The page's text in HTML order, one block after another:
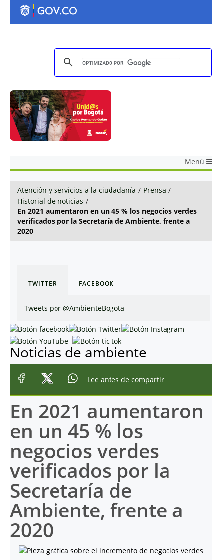
Menú
Atención y servicios a la ciudadanía / Prensa /
Historial de noticias /
En 2021 aumentaron en un 45 % los negocios verdes
verificados por la Secretaría de Ambiente, frente a
2020
TWITTER FACEBOOK
Tweets por @AmbienteBogota
Noticias de ambiente
Lee antes de compartir
En 2021 aumentaron
en un 45 % los
negocios verdes
verificados por la
Secretaría de
Ambiente, frente a
2020